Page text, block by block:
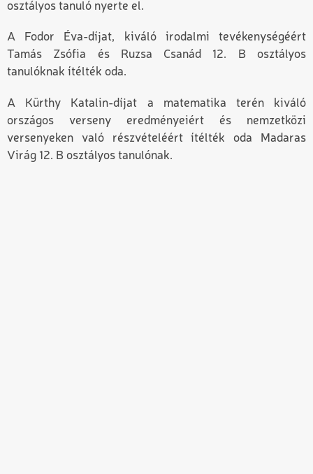
osztályos tanuló nyerte el.
A Fodor Éva-díjat, kiváló irodalmi tevékenységéért
Tamás Zsófia és Ruzsa Csanád 12. B osztályos
tanulóknak ítélték oda.
A Kürthy Katalin-díjat a matematika terén kiváló
országos verseny eredményeiért és nemzetközi
versenyeken való részvételéért ítélték oda Madaras
Virág 12. B osztályos tanulónak.